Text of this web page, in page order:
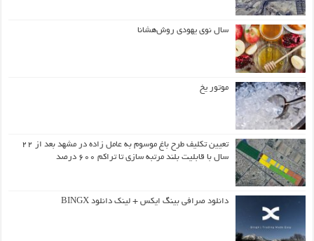
سال نوی یهودی روش‌هشانا
موتور یخ
تعیین تکلیف طرح باغ موسوم به عامل زاده در مشهد بعد از ۲۲
سال با قابلیت بلند مرتبه سازی تا تراکم ۶۰۰ درصد
دانلود صرافی بینگ ایکس + لینک دانلود BINGX